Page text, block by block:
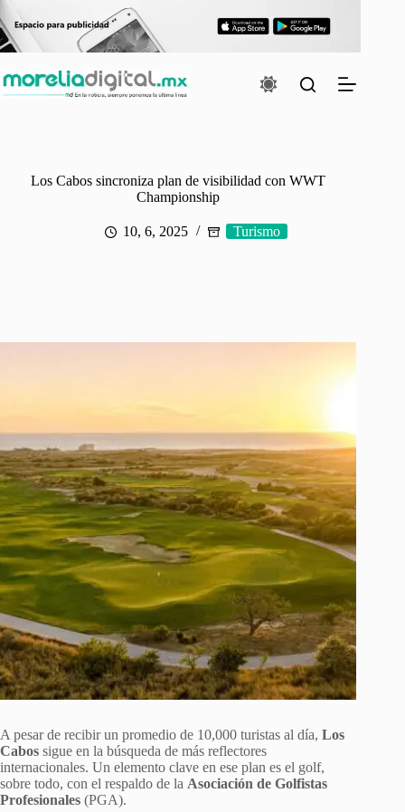
al
contenido
Los Cabos sincroniza plan de visibilidad con WWT
Championship
10, 6, 2025 Turismo
A pesar de recibir un promedio de 10,000 turistas al día, Los
Cabos sigue en la búsqueda de más reflectores
internacionales. Un elemento clave en ese plan es el golf,
sobre todo, con el respaldo de la Asociación de Golfistas
Profesionales (PGA).